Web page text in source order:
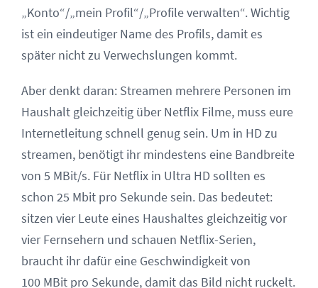
„Konto“/„mein Profil“/„Profile verwalten“. Wichtig
ist ein eindeutiger Name des Profils, damit es
später nicht zu Verwechslungen kommt.
Aber denkt daran: Streamen mehrere Personen im
Haushalt gleichzeitig über Netflix Filme, muss eure
Internetleitung schnell genug sein. Um in HD zu
streamen, benötigt ihr mindestens eine Bandbreite
von 5 MBit/s. Für Netflix in Ultra HD sollten es
schon 25 Mbit pro Sekunde sein. Das bedeutet:
sitzen vier Leute eines Haushaltes gleichzeitig vor
vier Fernsehern und schauen Netflix-Serien,
braucht ihr dafür eine Geschwindigkeit von
100 MBit pro Sekunde, damit das Bild nicht ruckelt.